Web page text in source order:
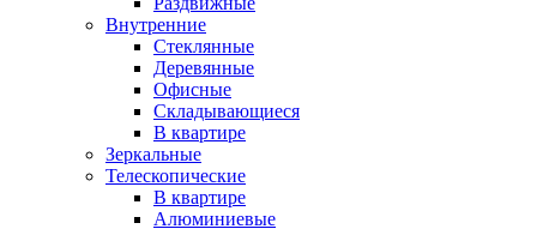
Внутренние
Стеклянные
Деревянные
Офисные
Складывающиеся
В квартире
Зеркальные
Телескопические
В квартире
Алюминиевые